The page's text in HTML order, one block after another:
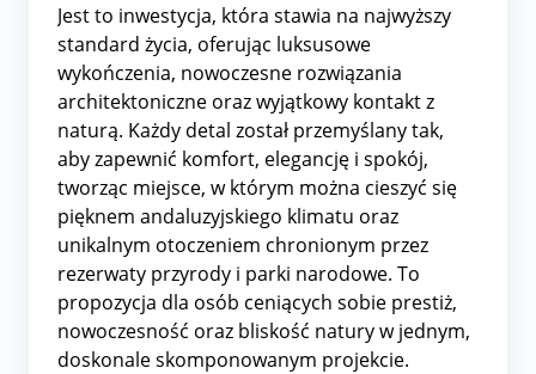
Jest to inwestycja, która stawia na najwyższy
standard życia, oferując luksusowe
wykończenia, nowoczesne rozwiązania
architektoniczne oraz wyjątkowy kontakt z
naturą. Każdy detal został przemyślany tak,
aby zapewnić komfort, elegancję i spokój,
tworząc miejsce, w którym można cieszyć się
pięknem andaluzyjskiego klimatu oraz
unikalnym otoczeniem chronionym przez
rezerwaty przyrody i parki narodowe. To
propozycja dla osób ceniących sobie prestiż,
nowoczesność oraz bliskość natury w jednym,
doskonale skomponowanym projekcie.